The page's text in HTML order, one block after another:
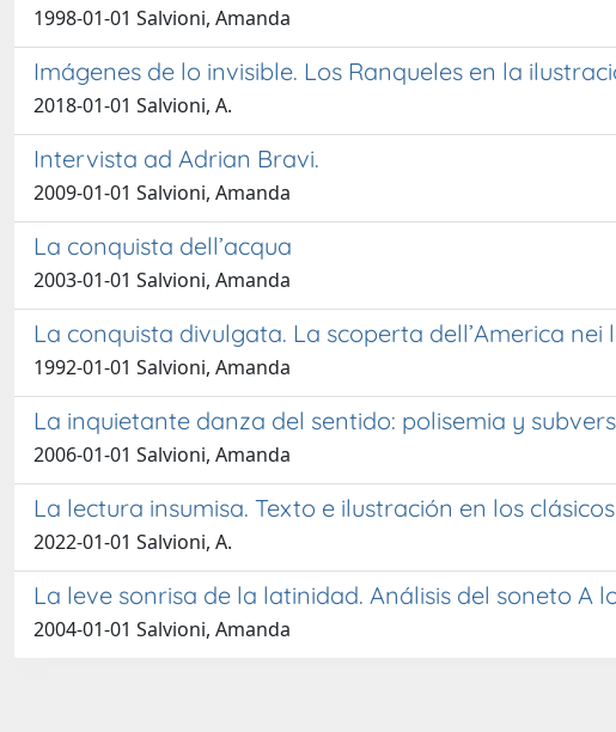
1998-01-01 Salvioni, Amanda
Imágenes de lo invisible. Los Ranqueles en la
2018-01-01 Salvioni, A.
Intervista ad Adrian Bravi.
2009-01-01 Salvioni, Amanda
La conquista dell’acqua
2003-01-01 Salvioni, Amanda
La conquista divulgata. La scoperta dell’America
1992-01-01 Salvioni, Amanda
La inquietante danza del sentido: polisemia y
2006-01-01 Salvioni, Amanda
La lectura insumisa. Texto e ilustración en los
2022-01-01 Salvioni, A.
La leve sonrisa de la latinidad. Análisis del soneto A
2004-01-01 Salvioni, Amanda